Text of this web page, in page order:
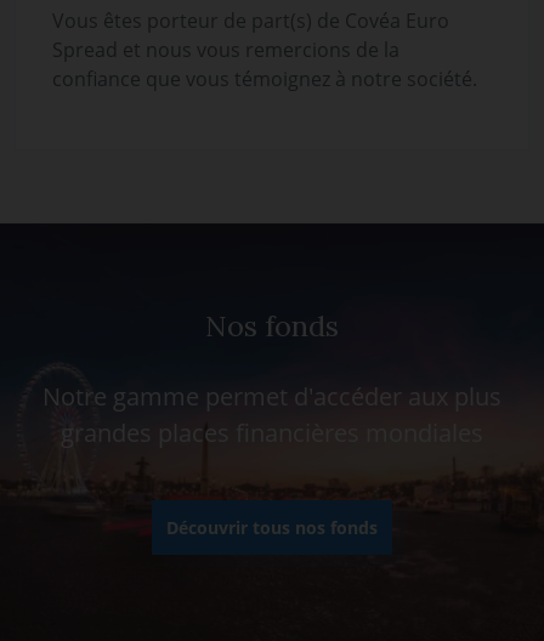
Vous êtes porteur de part(s) de Covéa Euro
Spread et nous vous remercions de la
confiance que vous témoignez à notre société.
Nos fonds
Notre gamme permet d'accéder aux plus
grandes places financières mondiales
Découvrir tous nos fonds